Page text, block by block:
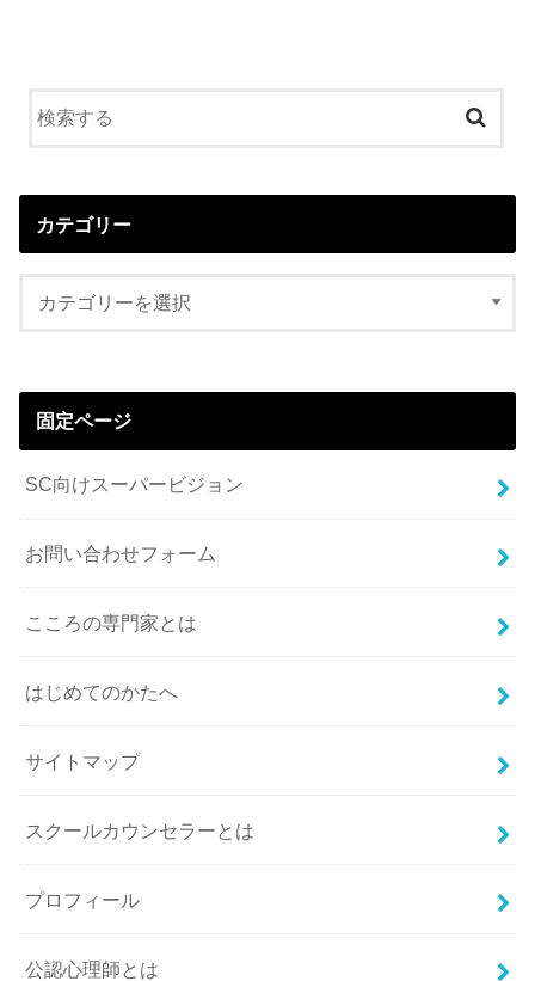
カテゴリー
固定ページ
SC向けスーパービジョン
お問い合わせフォーム
こころの専門家とは
はじめてのかたへ
サイトマップ
スクールカウンセラーとは
プロフィール
公認心理師とは